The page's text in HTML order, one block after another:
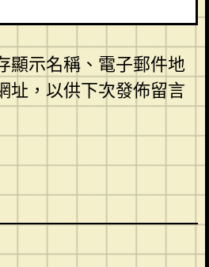
顯示名稱、電子郵件地
址，以供下次發佈留言